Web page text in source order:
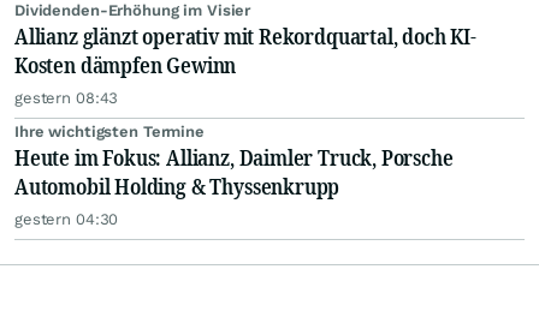
Dividenden-Erhöhung im Visier
Allianz glänzt operativ mit Rekordquartal, doch KI-
Kosten dämpfen Gewinn
gestern 08:43
Ihre wichtigsten Termine
Heute im Fokus: Allianz, Daimler Truck, Porsche
Automobil Holding & Thyssenkrupp
gestern 04:30